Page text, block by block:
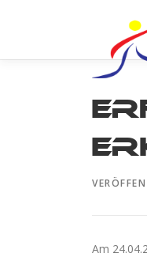
Am